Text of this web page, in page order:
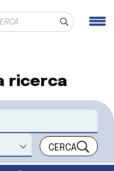
globale
Cerca
ricerca
CERCA